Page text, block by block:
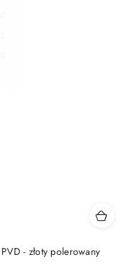
- złoty polerowany